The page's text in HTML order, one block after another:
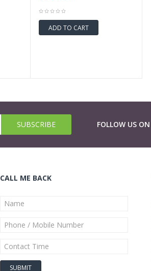
ADD TO CART
FOLLOW US ON
CALL ME BACK